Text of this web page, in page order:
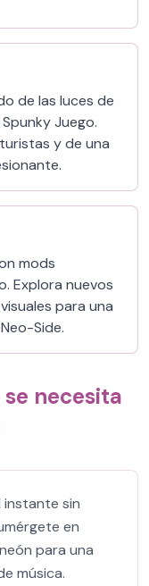
de las luces de
Juego.
y de una
mods
Explora nuevos
para una
Side.
necesita
instante sin
en
para una
música.